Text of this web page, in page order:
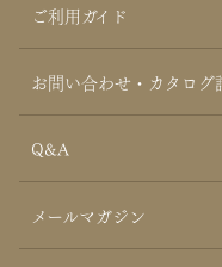
ご利用ガイド
お問い合わせ・カタログ
Q&A
メールマガジン